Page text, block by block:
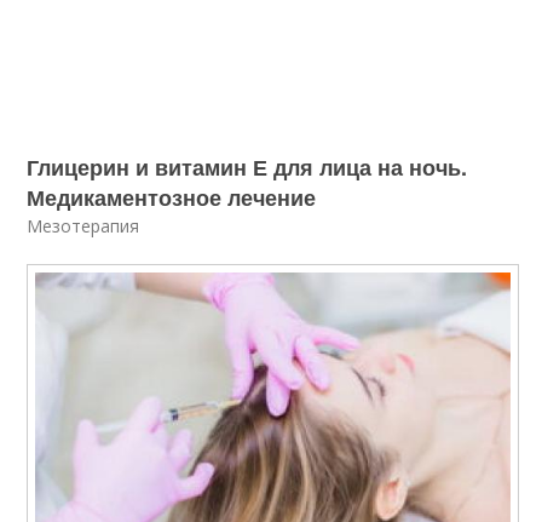
Глицерин и витамин Е для лица на ночь.
Медикаментозное лечение
Мезотерапия